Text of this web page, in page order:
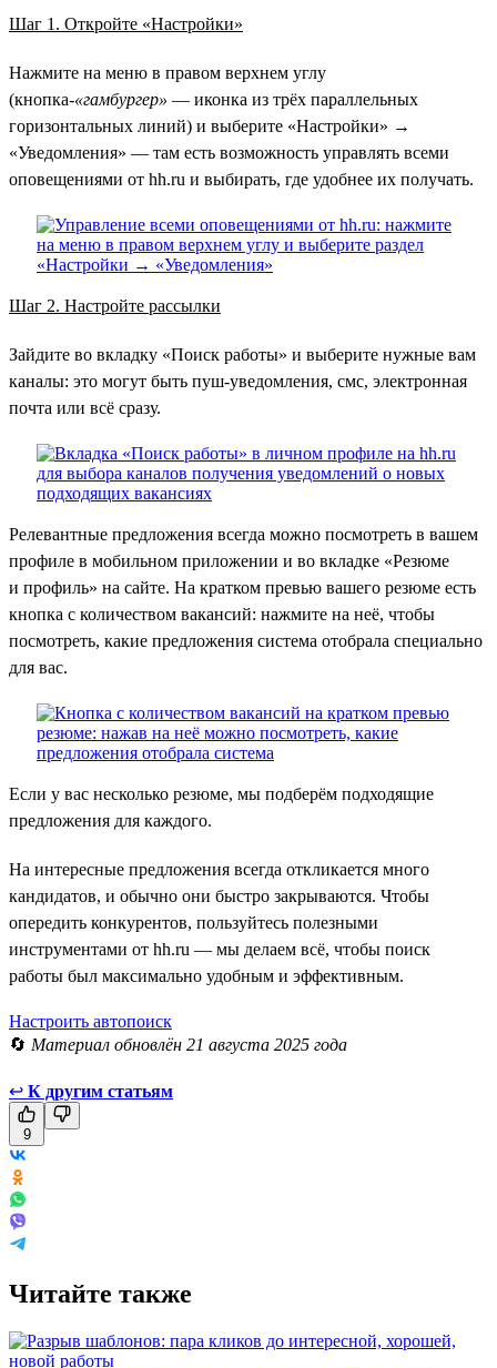
Шаг 1. Откройте «Настройки»
Нажмите на меню в правом верхнем углу
(кнопка-«гамбургер» — иконка из трёх параллельных
горизонтальных линий) и выберите «Настройки» →
«Уведомления» — там есть возможность управлять всеми
оповещениями от hh.ru и выбирать, где удобнее их получать.
Шаг 2. Настройте рассылки
Зайдите во вкладку «Поиск работы» и выберите нужные вам
каналы: это могут быть пуш-уведомления, смс, электронная
почта или всё сразу.
Релевантные предложения всегда можно посмотреть в вашем
профиле в мобильном приложении и во вкладке «Резюме
и профиль» на сайте. На кратком превью вашего резюме есть
кнопка с количеством вакансий: нажмите на неё, чтобы
посмотреть, какие предложения система отобрала специально
для вас.
Если у вас несколько резюме, мы подберём подходящие
предложения для каждого.
На интересные предложения всегда откликается много
кандидатов, и обычно они быстро закрываются. Чтобы
опередить конкурентов, пользуйтесь полезными
инструментами от hh.ru — мы делаем всё, чтобы поиск
работы был максимально удобным и эффективным.
Настроить автопоиск
🔄 Материал обновлён 21 августа 2025 года
↩ К другим статьям
9
Читайте также